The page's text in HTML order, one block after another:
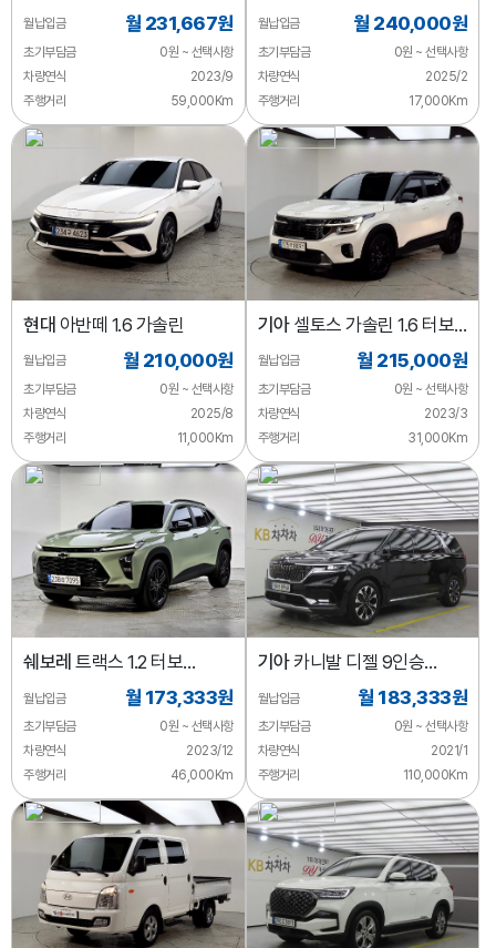
디젤 2.2 4WD
월납입금 월 231,667원
초기부담금
0원 ~ 선택사항
차량연식
2023/9
주행거리
59,000Km
월납입금 월 240,000원
초기부담금
0원 ~ 선택사항
차량연식
2025/2
주행거리
17,000Km
현대 아반떼 1.6 가솔린
월납입금 월 210,000원
초기부담금
0원 ~ 선택사항
차량연식
2025/8
주행거리
11,000Km
기아셀토스 가솔린 1.6 터보
2WD
월납입금 월 215,000원
초기부담금
0원 ~ 선택사항
차량연식
2023/3
주행거리
31,000Km
쉐보레 트랙스 1.2 터보
액티브
월납입금 월 173,333원
초기부담금
0원 ~ 선택사항
차량연식
2023/12
주행거리
46,000Km
기아카니발 디젤 9인승
노블레스
월납입금 월 183,333원
초기부담금
0원 ~ 선택사항
차량연식
2021/1
주행거리
110,000Km